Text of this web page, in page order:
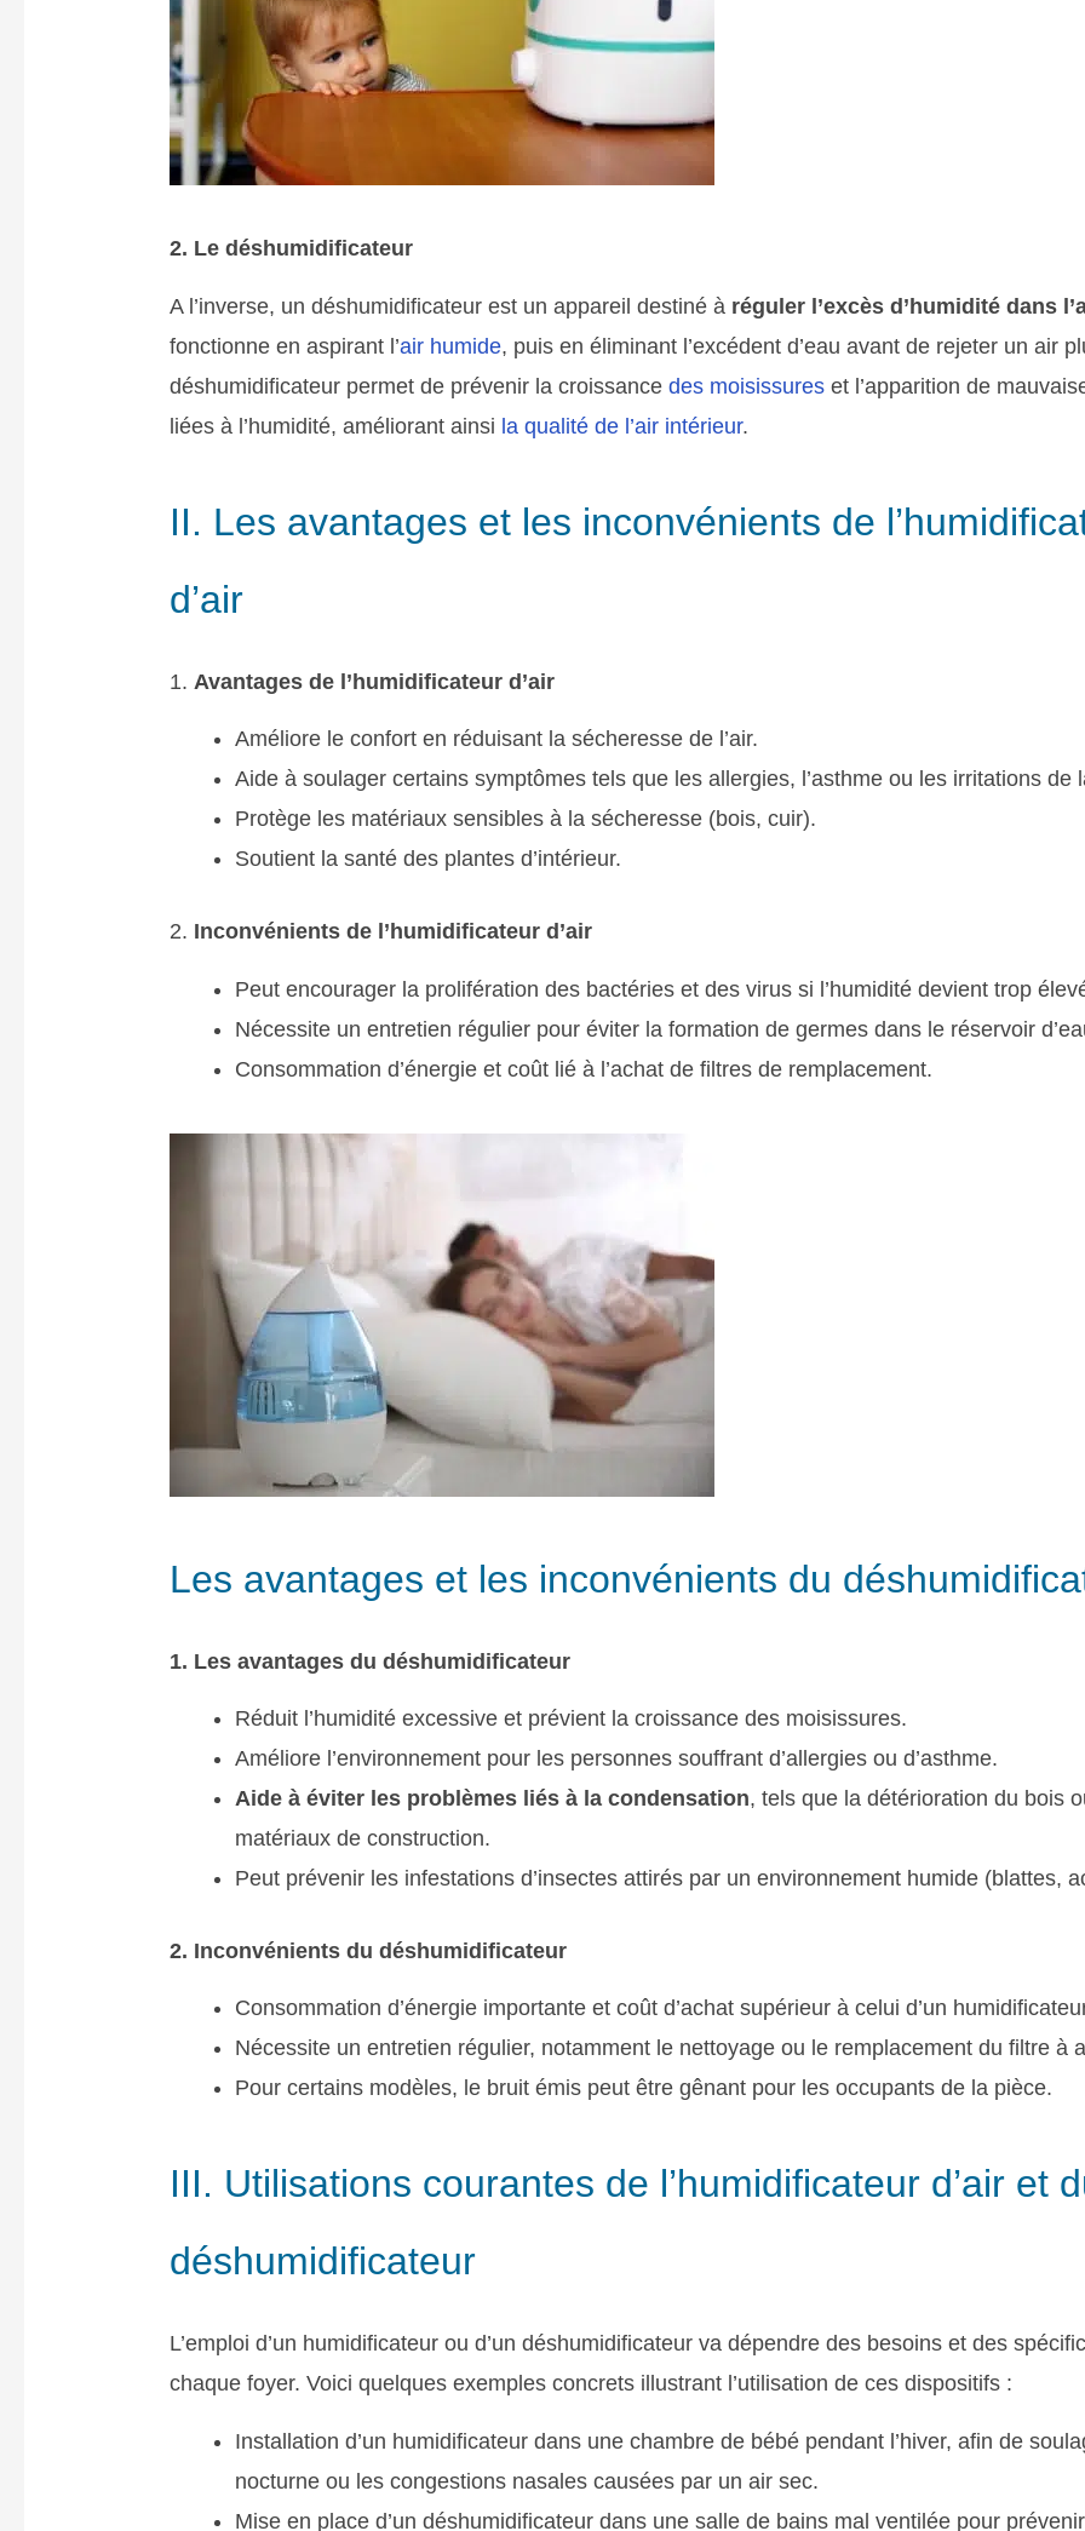
2. Le déshumidificateur
A l’inverse, un déshumidificateur est un appareil destiné à réguler l’excès d’humidité dans
fonctionne en aspirant l’air humide, puis en éliminant l’excédent d’eau avant de rejeter un air
déshumidificateur permet de prévenir la croissancedes moisissures et l’apparition de
liées à l’humidité, améliorant ainsi la qualité de l’air intérieur.
II. Les avantages et les inconvénients de
d’air
1. Avantages de l’humidificateur d’air
Améliore le confort en réduisant la sécheresse de l’air.
Aide à soulager certains symptômes tels que les allergies, l’asthme ou les irritations de
Protège les matériaux sensibles à la sécheresse (bois, cuir).
Soutient la santé des plantes d’intérieur.
2. Inconvénients de l’humidificateur d’air
Peut encourager la prolifération des bactéries et des virus si l’humidité devient trop
Nécessite un entretien régulier pour éviter la formation de germes dans le réservoir
Consommation d’énergie et coût lié à l’achat de filtres de remplacement.
Les avantages et les inconvénients du
1. Les avantages du déshumidificateur
Réduit l’humidité excessive et prévient la croissance des moisissures.
Améliore l’environnement pour les personnes souffrant d’allergies ou d’asthme.
Aide à éviter les problèmes liés à la condensation, tels que la détérioration du bois
matériaux de construction.
Peut prévenir les infestations d’insectes attirés par un environnement humide (blattes,
2. Inconvénients du déshumidificateur
Consommation d’énergie importante et coût d’achat supérieur à celui d’un
Nécessite un entretien régulier, notamment le nettoyage ou le remplacement du filtre à
Pour certains modèles, le bruit émis peut être gênant pour les occupants de la pièce.
III. Utilisations courantes de l’humidificateur d’air et
déshumidificateur
L’emploi d’un humidificateur ou d’un déshumidificateur va dépendre des besoins et des
chaque foyer. Voici quelques exemples concrets illustrant l’utilisation de ces dispositifs :
Installation d’un humidificateur dans une chambre de bébé pendant l’hiver, afin de
nocturne ou les congestions nasales causées par un air sec.
Mise en place d’un déshumidificateur dans une salle de bains mal ventilée pour